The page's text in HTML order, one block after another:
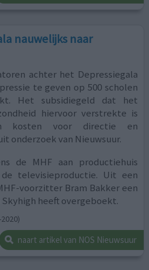
nauwelijks naar
achter het Depressiegala
te geven op 500 scholen
Het subsidiegeld dat het
hiervoor verstrekte is
kosten voor directie en
onderzoek van Nieuwsuur.
de MHF aan productiehuis
televisieproductie. Uit een
voorzitter Bram Bakker een
heeft overgeboekt.
naart artikel van NOS Nieuwsuur